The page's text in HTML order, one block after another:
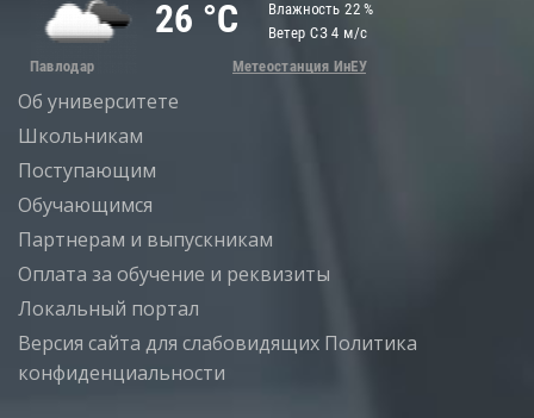
Об университете
Школьникам
Поступающим
Обучающимся
Партнерам и выпускникам
Оплата за обучение и реквизиты
Локальный портал
Версия сайта для слабовидящих Политика
конфиденциальности